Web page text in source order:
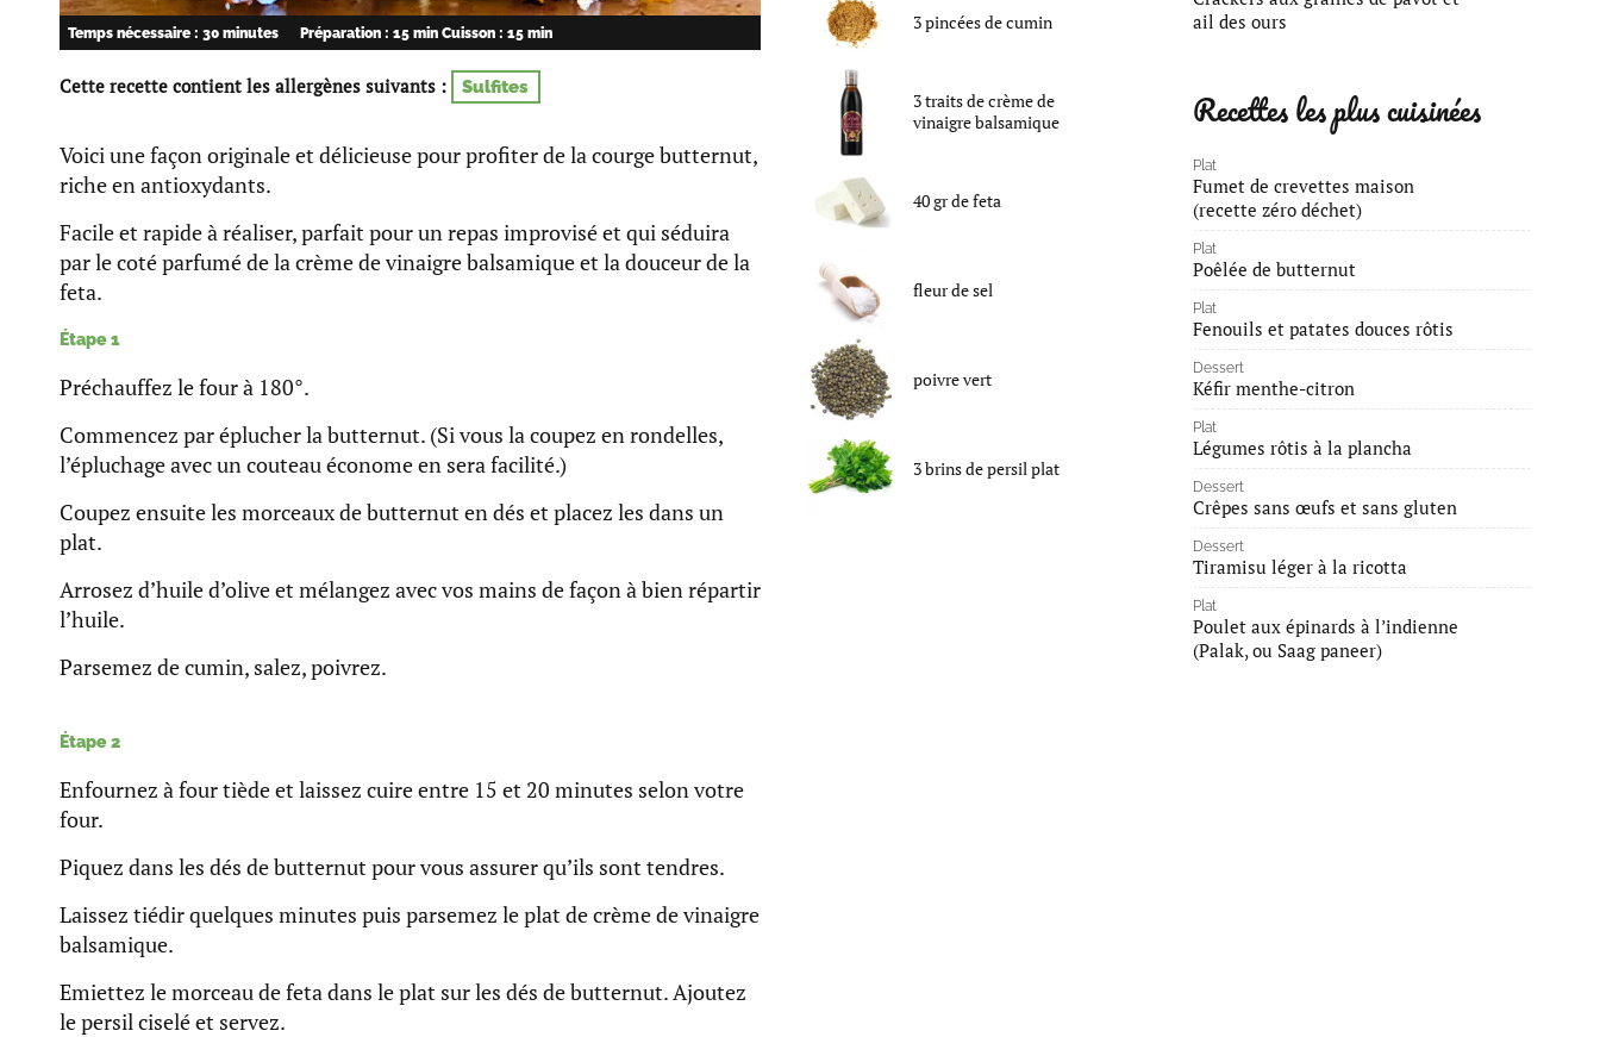
Temps nécessaire : 30 minutes Préparation : 15 min Cuisson : 15 min
Cette recette contient les allergènes suivants : Sulfites
Voici une façon originale et délicieuse pour profiter de la courge butternut,
riche en antioxydants.
Facile et rapide à réaliser, parfait pour un repas improvisé et qui séduira
par le coté parfumé de la crème de vinaigre balsamique et la douceur de la
feta.
Étape 1
Préchauffez le four à 180°.
Commencez par éplucher la butternut. (Si vous la coupez en rondelles,
l’épluchage avec un couteau économe en sera facilité.)
Coupez ensuite les morceaux de butternut en dés et placez les dans un
plat.
Arrosez d’huile d’olive et mélangez avec vos mains de façon à bien répartir
l’huile.
Parsemez de cumin, salez, poivrez.
Étape 2
Enfournez à four tiède et laissez cuire entre 15 et 20 minutes selon votre
four.
Piquez dans les dés de butternut pour vous assurer qu’ils sont tendres.
Laissez tiédir quelques minutes puis parsemez le plat de crème de vinaigre
balsamique.
Emiettez le morceau de feta dans le plat sur les dés de butternut. Ajoutez
le persil ciselé et servez.
3pincéesdecumin
3traitsdecrème de
vinaigre balsamique
40grdefeta
fleur de sel
poivre vert
3brinsdepersil plat
ail des ours
Recettes les plus cuisinées
Plat
Fumet de crevettes maison
(recette zéro déchet)
Plat
Poêlée de butternut
Plat
Fenouils et patates douces rôtis
Dessert
Kéfir menthe-citron
Plat
Légumes rôtis à la plancha
Dessert
Crêpes sans œufs et sans gluten
Dessert
Tiramisu léger à la ricotta
Plat
Poulet aux épinards à l’indienne
(Palak, ou Saag paneer)